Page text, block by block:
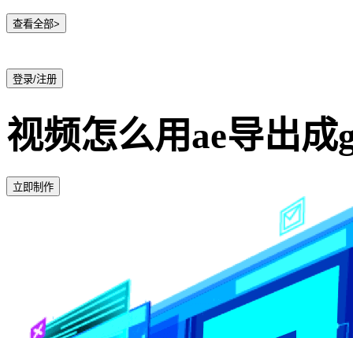
查看全部>
登录/注册
视频怎么用ae导出成
立即制作